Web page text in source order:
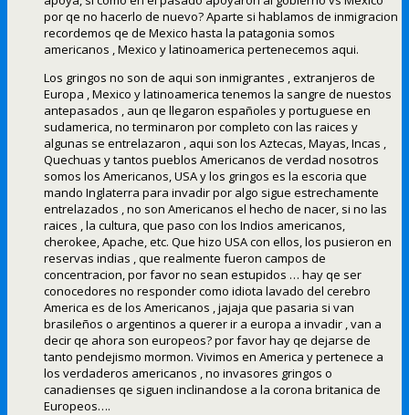
por qe no hacerlo de nuevo? Aparte si hablamos de inmigracion
recordemos qe de Mexico hasta la patagonia somos
americanos , Mexico y latinoamerica pertenecemos aqui.
Los gringos no son de aqui son inmigrantes , extranjeros de
Europa , Mexico y latinoamerica tenemos la sangre de nuestos
antepasados , aun qe llegaron españoles y portuguese en
sudamerica, no terminaron por completo con las raices y
algunas se entrelazaron , aqui son los Aztecas, Mayas, Incas ,
Quechuas y tantos pueblos Americanos de verdad nosotros
somos los Americanos, USA y los gringos es la escoria que
mando Inglaterra para invadir por algo sigue estrechamente
entrelazados , no son Americanos el hecho de nacer, si no las
raices , la cultura, que paso con los Indios americanos,
cherokee, Apache, etc. Que hizo USA con ellos, los pusieron en
reservas indias , que realmente fueron campos de
concentracion, por favor no sean estupidos … hay qe ser
conocedores no responder como idiota lavado del cerebro
America es de los Americanos , jajaja que pasaria si van
brasileños o argentinos a querer ir a europa a invadir , van a
decir qe ahora son europeos? por favor hay qe dejarse de
tanto pendejismo mormon. Vivimos en America y pertenece a
los verdaderos americanos , no invasores gringos o
canadienses qe siguen inclinandose a la corona britanica de
Europeos….